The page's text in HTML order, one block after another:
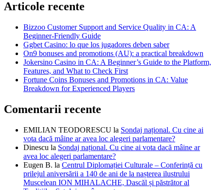
Articole recente
Bizzoo Customer Support and Service Quality in CA: A
Beginner-Friendly Guide
Ggbet Casino: lo que los jugadores deben saber
On9 bonuses and promotions (AU): a practical breakdown
Jokersino Casino in CA: A Beginner’s Guide to the Platform,
Features, and What to Check First
Fortune Coins Bonuses and Promotions in CA: Value
Breakdown for Experienced Players
Comentarii recente
EMILIAN TEODORESCU la Sondaj național. Cu cine ai
vota dacă mâine ar avea loc alegeri parlamentare?
Dinescu la Sondaj național. Cu cine ai vota dacă mâine ar
avea loc alegeri parlamentare?
Eugen B. la Centrul Diplomației Culturale – Conferință cu
prilejul aniversării a 140 de ani de la nașterea ilustrului
Muscelean ION MIHALACHE, Dascăl și păstrător al